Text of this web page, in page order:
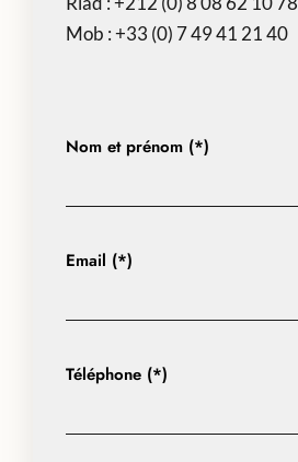
Mob :+33 (0) 7 49 41 21 40
Nom et prénom (*)
Email (*)
Téléphone (*)